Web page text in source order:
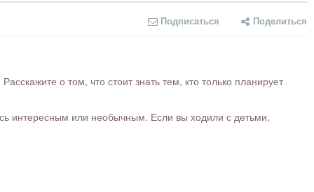
Подписаться Поделиться
о том, что стоит знать тем, кто только планирует
интересным или необычным. Если вы ходили с детьми,